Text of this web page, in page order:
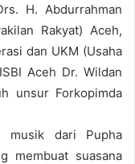
H. Abdurrahman
Rakyat) Aceh,
dan UKM (Usaha
Aceh Dr. Wildan
unsur Forkopimda
musik dari Pupha
membuat suasana